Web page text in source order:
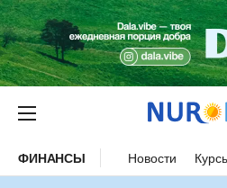
ФИНАНСЫ Новости